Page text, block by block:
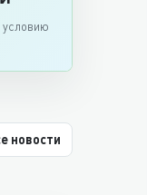
условию
новости